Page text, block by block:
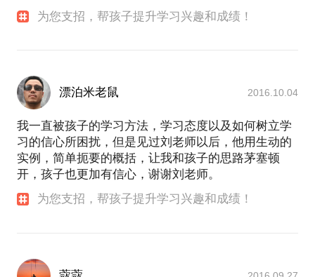
为您支招，帮孩子提升学习兴趣和成绩！
漂泊米老鼠 2016.10.04
我一直被孩子的学习方法，学习态度以及如何树立学
习的信心所困扰，但是见过刘老师以后，他用生动的
实例，简单扼要的概括，让我和孩子的思路茅塞顿
开，孩子也更加有信心，谢谢刘老师。
为您支招，帮孩子提升学习兴趣和成绩！